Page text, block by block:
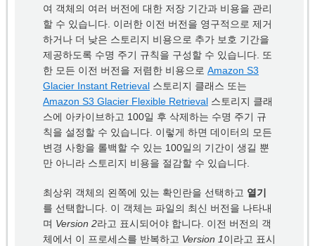
여 객체의 여러 버전에 대한 저장 기간과 비용을 관리
할 수 있습니다. 이러한 이전 버전을 영구적으로 제거
하거나 더 낮은 스토리지 비용으로 추가 보호 기간을
제공하도록 수명 주기 규칙을 구성할 수 있습니다. 또
한 모든 이전 버전을 저렴한 비용으로 Amazon S3
Glacier Instant Retrieval 스토리지 클래스 또는
Amazon S3 Glacier Flexible Retrieval 스토리지 클래
스에 아카이브하고 100일 후 삭제하는 수명 주기 규
칙을 설정할 수 있습니다. 이렇게 하면 데이터의 모든
변경 사항을 롤백할 수 있는 100일의 기간이 생길 뿐
만 아니라 스토리지 비용을 절감할 수 있습니다.
최상위 객체의 왼쪽에 있는 확인란을 선택하고 열기
를 선택합니다. 이 객체는 파일의 최신 버전을 나타내
며 Version 2라고 표시되어야 합니다. 이전 버전의 객
체에서 이 프로세스를 반복하고 Version 1이라고 표시